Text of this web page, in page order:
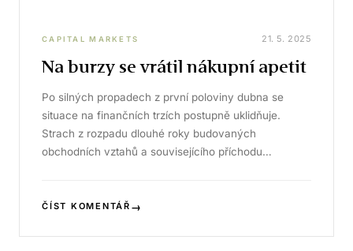
CAPITAL MARKETS 21. 5. 2025
Na burzy se vrátil nákupní apetit
Po silných propadech z první poloviny dubna se
situace na finančních trzích postupně uklidňuje.
Strach z rozpadu dlouhé roky budovaných
obchodních vztahů a souvisejícího příchodu…
ČÍST KOMENTÁŘ →